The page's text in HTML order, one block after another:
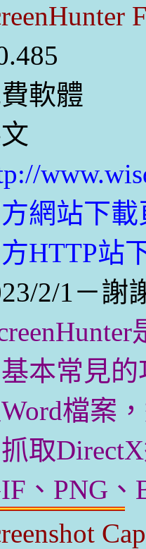
軟體
網站下載
HTTP站
2/1－謝
本常見
檔案
取
、PNG